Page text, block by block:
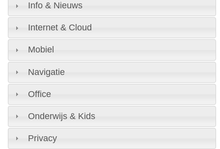
Info & Nieuws
Internet & Cloud
Mobiel
Navigatie
Office
Onderwijs & Kids
Privacy